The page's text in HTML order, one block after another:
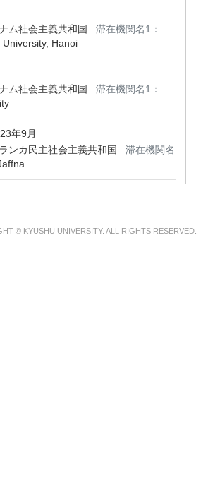
ム社会主義共和国 滞在機関名1：
Hanoi
ム社会主義共和国 滞在機関名1：
年9月
ンカ民主社会主義共和国 滞在機関名
© KYUSHU UNIVERSITY. ALL RIGHTS RESERVED.